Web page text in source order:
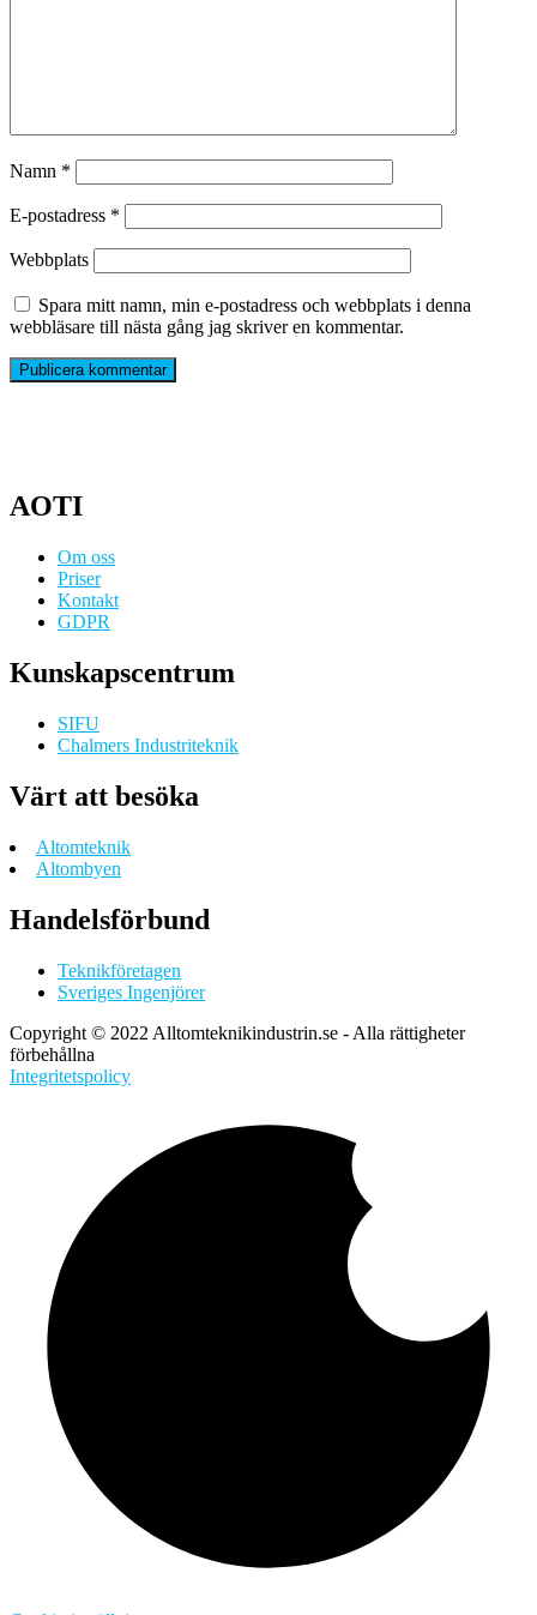
Namn *
E-postadress *
Webbplats
Spara mitt namn, min e-postadress och webbplats i denna
webbläsare till nästa gång jag skriver en kommentar.
AOTI
Om oss
Priser
Kontakt
GDPR
Kunskapscentrum
SIFU
Chalmers Industriteknik
Värt att besöka
Altomteknik
Altombyen
Handelsförbund
Teknikföretagen
Sveriges Ingenjörer
Copyright © 2022 Alltomteknikindustrin.se - Alla rättigheter
förbehållna
Integritetspolicy